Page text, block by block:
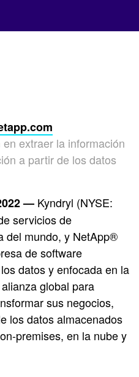
extraer la información
a partir de los datos
— Kyndryl (NYSE:
servicios de
del mundo, y NetApp®
de software
datos y enfocada en la
global para
sus negocios,
los datos almacenados
premises, en la nube y